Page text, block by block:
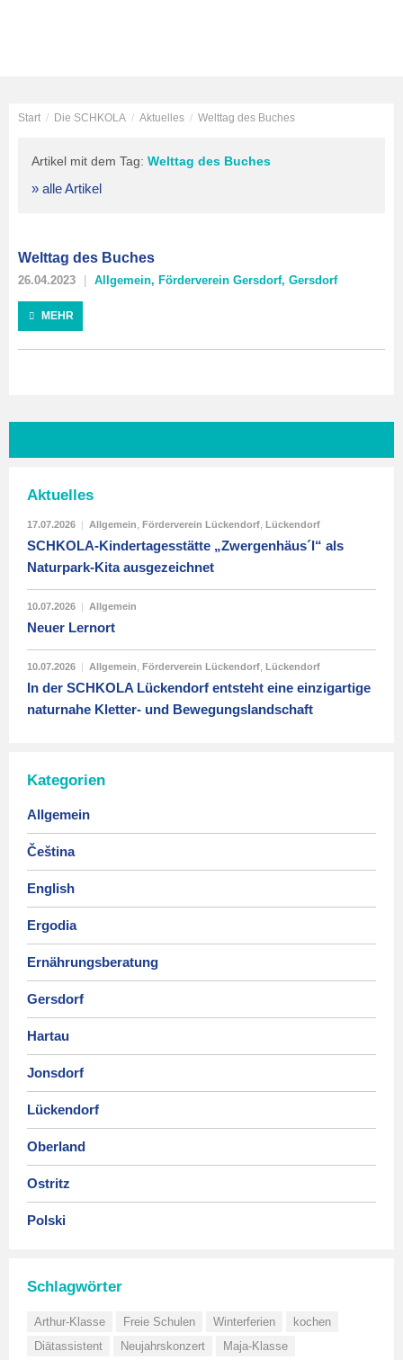
Start / Die SCHKOLA / Aktuelles / Welttag des Buches
Artikel mit dem Tag: Welttag des Buches
» alle Artikel
Welttag des Buches
26.04.2023 Allgemein, Förderverein Gersdorf, Gersdorf
MEHR
Aktuelles
17.07.2026 | Allgemein Förderverein Lückendorf Lückendorf
SCHKOLA-Kindertagesstätte „Zwergenhäus´l“ als
Naturpark-Kita ausgezeichnet
10.07.2026 | Allgemein
Neuer Lernort
10.07.2026 | Allgemein Förderverein Lückendorf Lückendorf
In der SCHKOLA Lückendorf entsteht eine einzigartige
naturnahe Kletter- und Bewegungslandschaft
Kategorien
Allgemein
Čeština
English
Ergodia
Ernährungsberatung
Gersdorf
Hartau
Jonsdorf
Lückendorf
Oberland
Ostritz
Polski
Schlagwörter
Arthur-Klasse Freie Schulen Winterferien
kochen
Diätassistent
Neujahrskonzert
Maja-Klasse